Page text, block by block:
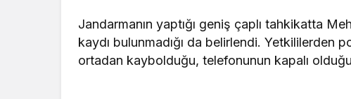
Jandarmanın yaptığı geniş çaplı tahkikatta
kaydı bulunmadığı da belirlendi. Yetkililerden
ortadan kaybolduğu, telefonunun kapalı